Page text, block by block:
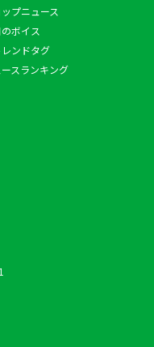
プニュース
ボイス
レンドタグ
スランキング